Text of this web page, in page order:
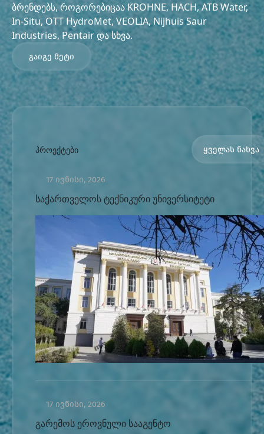
ბრენდებს, როგორებიცაა KROHNE, HACH, ATB Water,
In-Situ, OTT HydroMet, VEOLIA, Nijhuis Saur
Industries, Pentair და სხვა.
გაიგე მეტი
პროექტები ყველას ნახვა
17 ივნისი, 2026
საქართველოს ტექნიკური უნივერსიტეტი
17 ივნისი, 2026
გარემოს ეროვნული სააგენტო